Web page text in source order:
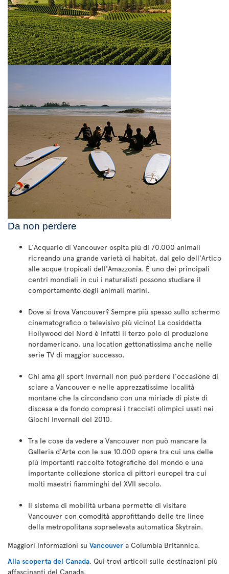
Da non perdere
L'Acquario di Vancouver ospita più di 70.000 animali
ricreando una grande varietà di habitat, dal gelo dell'Artico
alle acque tropicali dell'Amazzonia. È uno dei principali
centri mondiali in cui i naturalisti possono studiare il
comportamento degli animali marini.
Dove si trova Vancouver? Sempre più spesso sullo schermo
cinematografico o televisivo più vicino! La cosiddetta
Hollywood del Nord è infatti il terzo polo di produzione
nordamericano, una location gettonatissima anche nelle
serie TV di maggior successo.
Chi ama gli sport invernali non può perdere l'occasione di
sciare a Vancouver e nelle apprezzatissime località
montane che la circondano con una miriade di piste di
discesa e da fondo compresi i tracciati olimpici usati nei
Giochi Invernali del 2010.
Tra le cose da vedere a Vancouver non può mancare la
Galleria d'Arte con le sue 10.000 opere tra cui una delle
più importanti raccolte fotografiche del mondo e una
importante collezione storica di pittori europei tra cui
molti maestri fiamminghi del XVII secolo.
Il sistema di mobilità urbana permette di visitare
Vancouver con comodità approfittando delle tre linee
della metropolitana sopraelevata automatica Skytrain.
Maggiori informazioni su Vancouver a Columbia Britannica.
Alla scoperta del Canada. Qui trovi articoli sulle destinazioni più
affascinanti del Canada.